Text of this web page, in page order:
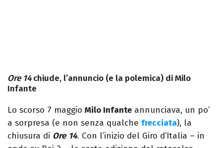
Ore 14chiude, l’annuncio (e la polemica) di Milo
Infante
Lo scorso 7 maggio Milo Infante annunciava, un po’
a sorpresa (e non senza qualche frecciata), la
chiusura di Ore 14. Con l’inizio del Giro d’Italia – in